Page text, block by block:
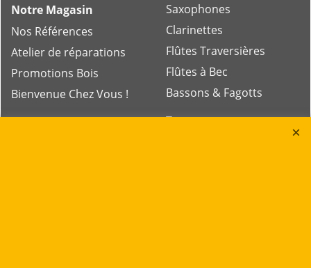
Notre Magasin
Nos Références
Atelier de réparations
Promotions Bois
Bienvenue Chez Vous !
Saxophones
Clarinettes
Flûtes Traversières
Flûtes à Bec
Bassons & Fagotts
Trompettes